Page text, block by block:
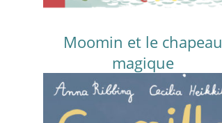
Moomin et le chapeau
magique